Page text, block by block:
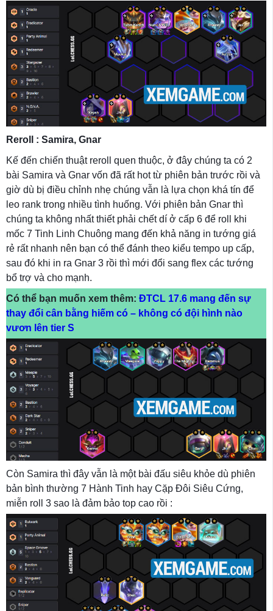
Reroll : Samira, Gnar
Kế đến chiến thuật reroll quen thuộc, ở đây chúng ta có 2
bài Samira và Gnar vốn đã rất hot từ phiên bản trước rồi và
giờ dù bị điều chỉnh nhẹ chúng vẫn là lựa chọn khá tín để
leo rank trong nhiều tình huống. Với phiên bản Gnar thì
chúng ta không nhất thiết phải chết dí ở cấp 6 để roll khi
mốc 7 Tinh Linh Chuông mang đến khả năng in tướng giá
rẻ rất nhanh nên bạn có thể đánh theo kiểu tempo up cấp,
sau đó khi in ra Gnar 3 rồi thì mới đổi sang flex các tướng
bổ trợ và cho mạnh.
Có thể bạn muốn xem thêm: ĐTCL 17.6 mang đến sự
thay đổi cân bằng hiếm có – không có đội hình nào
vươn lên tier S
Còn Samira thì đây vẫn là một bài đấu siêu khỏe dù phiên
bản bình thường 7 Hành Tinh hay Cặp Đôi Siêu Cứng,
miễn roll 3 sao là đảm bảo top cao rồi :